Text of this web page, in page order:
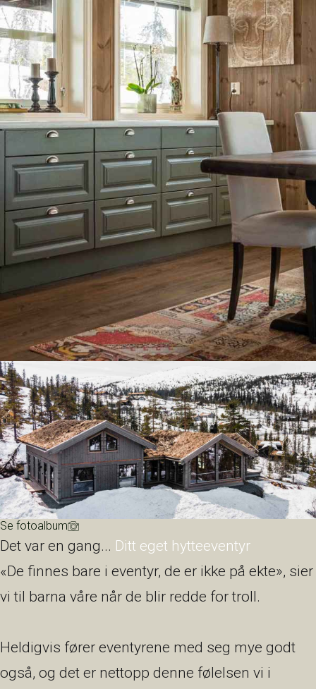
Se fotoalbum
Det var en gang... Ditt eget hytteeventyr
«De finnes bare i eventyr, de er ikke på ekte», sier
vi til barna våre når de blir redde for troll.
Heldigvis fører eventyrene med seg mye godt
også, og det er nettopp denne følelsen vi i